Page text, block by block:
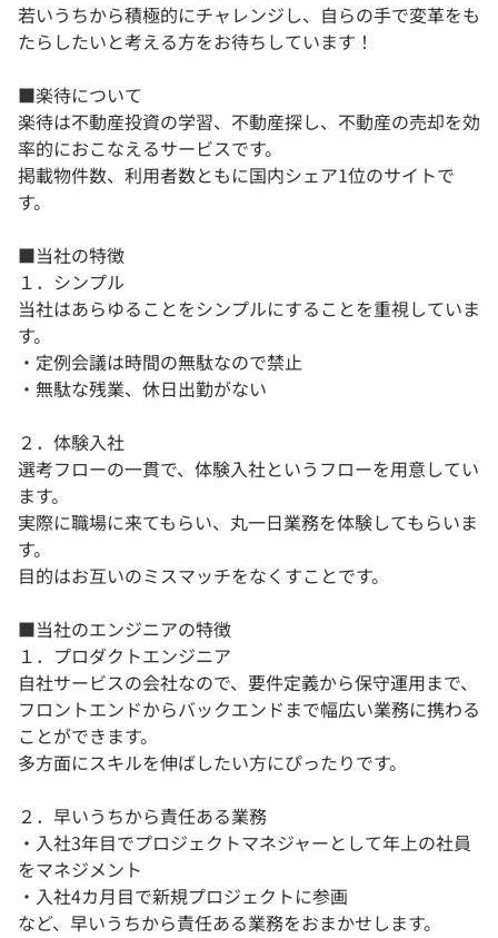
若いうちから積極的にチャレンジし、自らの手で変革をも
たらしたいと考える方をお待ちしています！
■楽待について
楽待は不動産投資の学習、不動産探し、不動産の売却を効
率的におこなえるサービスです。
掲載物件数、利用者数ともに国内シェア1位のサイトで
す。
■当社の特徴
１．シンプル
当社はあらゆることをシンプルにすることを重視していま
す。
・定例会議は時間の無駄なので禁止
・無駄な残業、休日出勤がない
２．体験入社
選考フローの一貫で、体験入社というフローを用意してい
ます。
実際に職場に来てもらい、丸一日業務を体験してもらいま
す。
目的はお互いのミスマッチをなくすことです。
■当社のエンジニアの特徴
１．プロダクトエンジニア
自社サービスの会社なので、要件定義から保守運用まで、
フロントエンドからバックエンドまで幅広い業務に携わる
ことができます。
多方面にスキルを伸ばしたい方にぴったりです。
２．早いうちから責任ある業務
・入社3年目でプロジェクトマネジャーとして年上の社員
をマネジメント
・入社4カ月目で新規プロジェクトに参画
など、早いうちから責任ある業務をおまかせします。